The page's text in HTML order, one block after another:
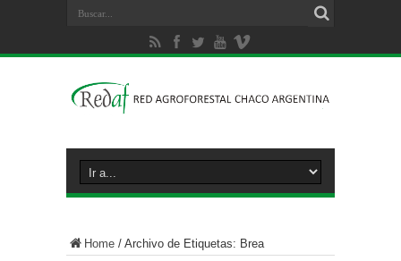
Home / Archivo de Etiquetas: Brea